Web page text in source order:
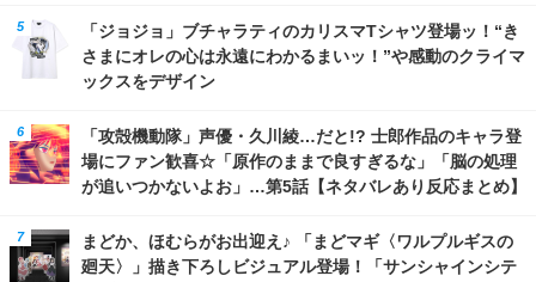
「ジョジョ」ブチャラティのカリスマTシャツ登場ッ！“き
さまにオレの心は永遠にわかるまいッ！”や感動のクライマ
ックスをデザイン
「攻殻機動隊」声優・久川綾…だと!? 士郎作品のキャラ登
場にファン歓喜☆「原作のままで良すぎるな」「脳の処理
が追いつかないよお」…第5話【ネタバレあり反応まとめ】
まどか、ほむらがお出迎え♪ 「まどマギ〈ワルプルギスの
廻天〉」描き下ろしビジュアル登場！「サンシャインシテ